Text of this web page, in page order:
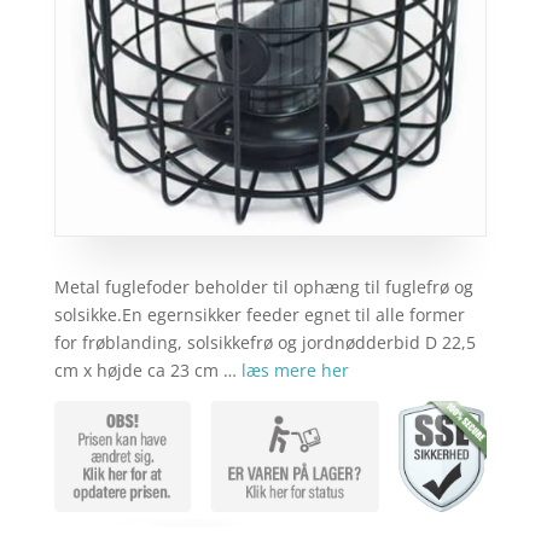
Metal fuglefoder beholder til ophæng til fuglefrø og
solsikke.En egernsikker feeder egnet til alle former
for frøblanding, solsikkefrø og jordnødderbid D 22,5
cm x højde ca 23 cm … læs mere her